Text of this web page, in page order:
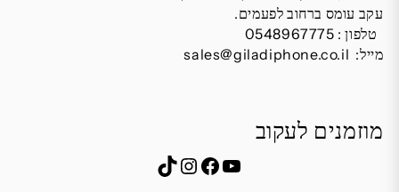
עקב עומס ברחוב לפעמים.
טלפון : 0548967775
מייל: sales@giladiphone.co.il
מוזמנים לעקוב
YouTube
Facebook
Instagram
TikTok